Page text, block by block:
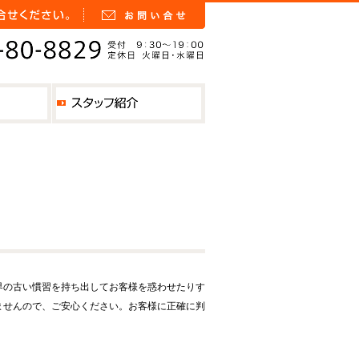
古い慣習を持ち出してお客様を惑わせたりす
んので、ご安心ください。お客様に正確に判